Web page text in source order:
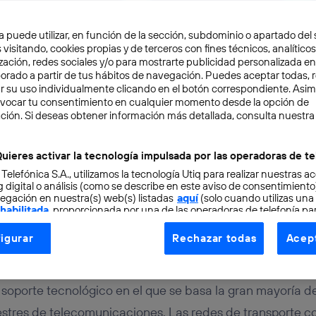
TECNOLOGÍA 3 min
de velocidad y
soporte tecnológico en el que se basa la gran mayoría
de telecomunicaciones. Las redes de transporte
puede utilizar, en función de la sección, subdominio o apartado del
visitando, cookies propias y de terceros con fines técnicos,
redes sociales y/o para mostrarte publicidad personalizada
a partir de tus hábitos de navegación. Puedes aceptar todas,
su uso individualmente clicando en el botón correspondiente.
tu consentimiento en cualquier momento desde la opción de
Si deseas obtener información más detallada, consulta nuestra
activar la tecnología impulsada por las operadoras de
S.A., utilizamos la tecnología Utiq para realizar nuestras
digital o análisis (como se describe en este aviso de
en nuestra(s) web(s) listadas aquí(solo cuando utilizas una
, proporcionada por una de las operadoras de telefonía
consentimiento en cada página web).
Utiq está diseñada con la privacidad como prioridad
dirección IP y otra información de la cuenta de cliente de
a la conexión que utilizas (p. ej., número de teléfono móvil).
Rechazar todas